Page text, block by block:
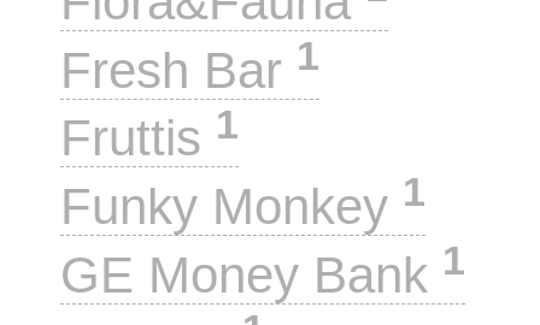
Fresh Bar 1
Fruttis 1
Funky Monkey 1
GE Money Bank 1